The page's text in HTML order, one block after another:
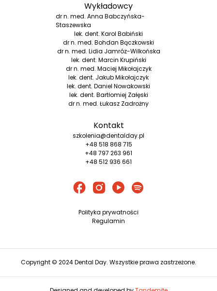
Wykładowcy
dr n. med. Anna Babczyńska-
Staszewska
lek. dent. Karol Babiński
dr n. med. Bohdan Bączkowski
dr n. med. Lidia Jamróz-Wilkońska
lek. dent. Marcin Krupiński
dr n. med. Maciej Mikołajczyk
lek. dent. Jakub Mikołajczyk
lek. dent. Daniel Nowakowski
lek. dent. Bartłomiej Załęski
dr n. med. Łukasz Zadrożny
Kontakt
szkolenia@dentalday.pl
+48 518 868 715
+48 797 263 961
+48 512 936 661
Polityka prywatności
Regulamin
Copyright © 2024 Dental Day. Wszystkie prawa zastrzeżone.